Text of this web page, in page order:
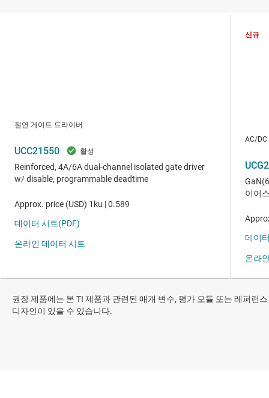
권장 제품에는 본 TI 제품과 관련된 매개 변수, 평가 모듈 또는 레퍼런스
디자인이 있을 수 있습니다.